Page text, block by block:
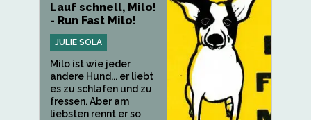
Lauf schnell, Milo!
- Run Fast Milo!
JULIE SOLA
Milo ist wie jeder
andere Hund... er liebt
es zu schlafen und zu
fressen. Aber am
liebsten rennt er so